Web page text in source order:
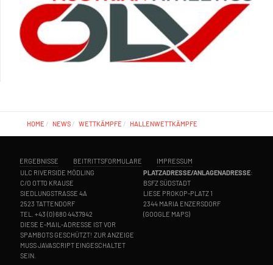
HOME NEWS WETTKÄMPFE HALLENWETTKÄMPFE
ERGEBNISSE BEITRITTSFORMULARE
IMPRESSUM
ULC RIVERSIDE MÖDLING
C/O OTTO KRAUSE
SIEDLUNGSTRASSE 4A
2523 TATTENDORF
TEL. +43 (0) 680 4437942
DIESE E-MAIL-ADRESSE IST VOR
SPAMBOTS GESCHÜTZT! ZUR ANZEIGE
MUSS JAVASCRIPT EINGESCHALTET
SEIN.
PLATZADRESSE/ANLAGENADRESSE:
BSFZ SÜDSTADT
LIESE PROKOP-PLATZ 1
2344 MARIA ENZERSDORF
(GOOGLE MAPS)